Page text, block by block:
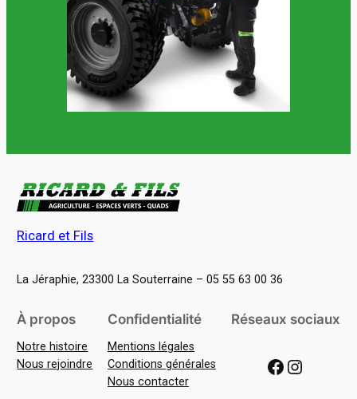
Ricard et Fils
La Jéraphie, 23300 La Souterraine – 05 55 63 00 36
À propos
Notre histoire
Nous rejoindre
Confidentialité
Mentions légales
Conditions générales
Nous contacter
Réseaux sociaux
Facebook Instagram